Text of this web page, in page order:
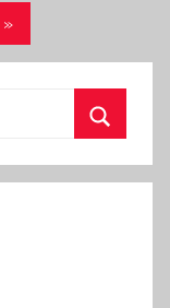
Następne
»